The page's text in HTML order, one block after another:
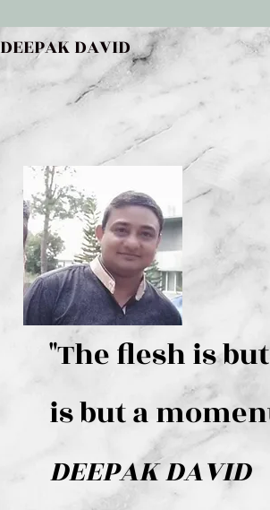
DEEPAK DAVID
"The
is but a
DEEPAK DAVID